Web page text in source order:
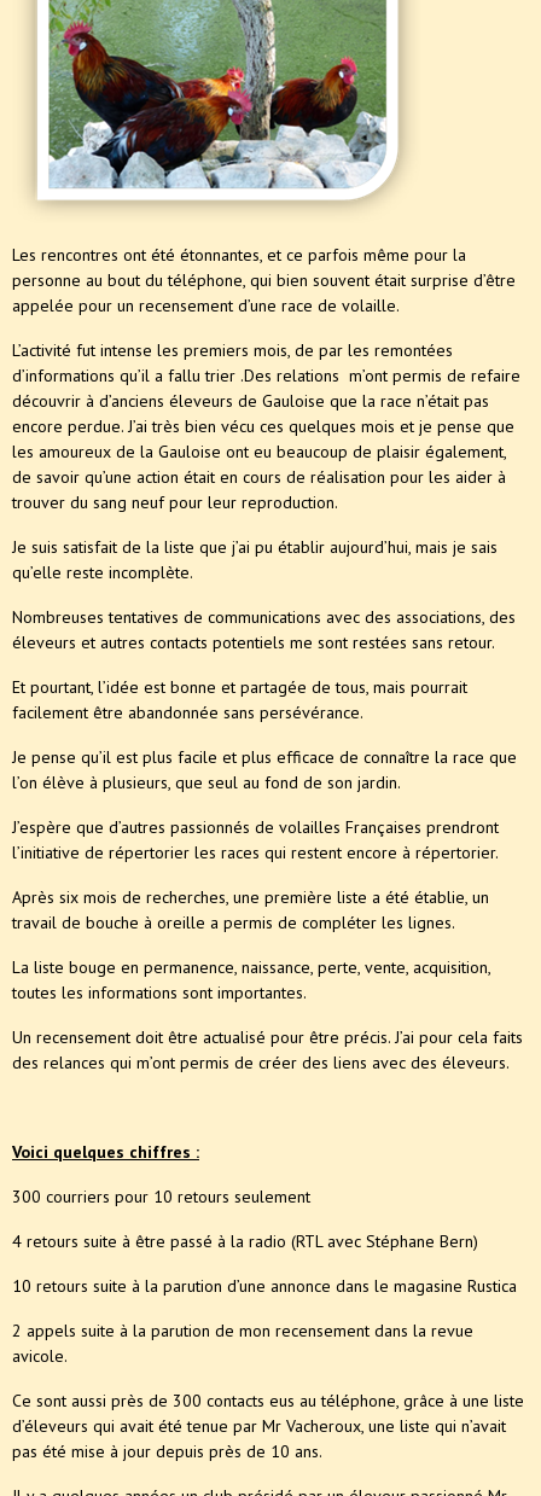
Les rencontres ont été étonnantes, et ce parfois même pour la
personne au bout du téléphone, qui bien souvent était surprise d’être
appelée pour un recensement d’une race de volaille.
L’activité fut intense les premiers mois, de par les remontées
d’informations qu’il a fallu trier .Des relations m’ont permis de refaire
découvrir à d’anciens éleveurs de Gauloise que la race n’était pas
encore perdue. J’ai très bien vécu ces quelques mois et je pense que
les amoureux de la Gauloise ont eu beaucoup de plaisir également,
de savoir qu’une action était en cours de réalisation pour les aider à
trouver du sang neuf pour leur reproduction.
Je suis satisfait de la liste que j’ai pu établir aujourd’hui, mais je sais
qu’elle reste incomplète.
Nombreuses tentatives de communications avec des associations, des
éleveurs et autres contacts potentiels me sont restées sans retour.
Et pourtant, l’idée est bonne et partagée de tous, mais pourrait
facilement être abandonnée sans persévérance.
Je pense qu’il est plus facile et plus efficace de connaître la race que
l’on élève à plusieurs, que seul au fond de son jardin.
J’espère que d’autres passionnés de volailles Françaises prendront
l’initiative de répertorier les races qui restent encore à répertorier.
Après six mois de recherches, une première liste a été établie, un
travail de bouche à oreille a permis de compléter les lignes.
La liste bouge en permanence, naissance, perte, vente, acquisition,
toutes les informations sont importantes.
Un recensement doit être actualisé pour être précis. J’ai pour cela faits
des relances qui m’ont permis de créer des liens avec des éleveurs.
Voici quelques chiffres :
300 courriers pour 10 retours seulement
4 retours suite à être passé à la radio (RTL avec Stéphane Bern)
10 retours suite à la parution d’une annonce dans le magasine Rustica
2 appels suite à la parution de mon recensement dans la revue
avicole.
Ce sont aussi près de 300 contacts eus au téléphone, grâce à une liste
d’éleveurs qui avait été tenue par Mr Vacheroux, une liste qui n’avait
pas été mise à jour depuis près de 10 ans.